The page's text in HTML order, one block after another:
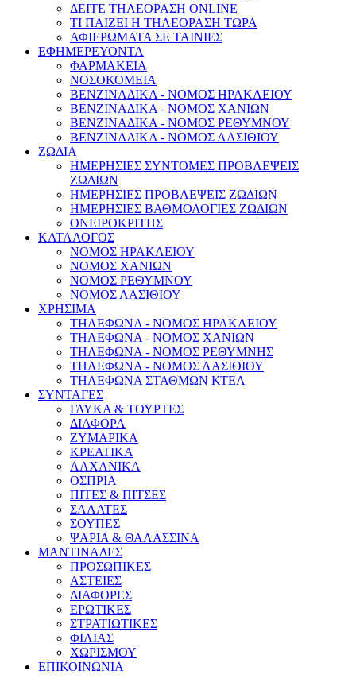
ΔΕΙΤΕ ΤΗΛΕΟΡΑΣΗ ONLINE
ΤΙ ΠΑΙΖΕΙ Η ΤΗΛΕΟΡΑΣΗ ΤΩΡΑ
ΑΦΙΕΡΩΜΑΤΑ ΣΕ ΤΑΙΝΙΕΣ
ΕΦΗΜΕΡΕΥΟΝΤΑ
ΦΑΡΜΑΚΕΙΑ
ΝΟΣΟΚΟΜΕΙΑ
ΒΕΝΖΙΝΑΔΙΚΑ - ΝΟΜΟΣ ΗΡΑΚΛΕΙΟΥ
ΒΕΝΖΙΝΑΔΙΚΑ - ΝΟΜΟΣ ΧΑΝΙΩΝ
ΒΕΝΖΙΝΑΔΙΚΑ - ΝΟΜΟΣ ΡΕΘΥΜΝΟΥ
ΒΕΝΖΙΝΑΔΙΚΑ - ΝΟΜΟΣ ΛΑΣΙΘΙΟΥ
ΖΩΔΙΑ
ΗΜΕΡΗΣΙΕΣ ΣΥΝΤΟΜΕΣ ΠΡΟΒΛΕΨΕΙΣ
ΖΩΔΙΩΝ
ΗΜΕΡΗΣΙΕΣ ΠΡΟΒΛΕΨΕΙΣ ΖΩΔΙΩΝ
ΗΜΕΡΗΣΙΕΣ ΒΑΘΜΟΛΟΓΙΕΣ ΖΩΔΙΩΝ
ΟΝΕΙΡΟΚΡΙΤΗΣ
ΚΑΤΑΛΟΓΟΣ
ΝΟΜΟΣ ΗΡΑΚΛΕΙΟΥ
ΝΟΜΟΣ ΧΑΝΙΩΝ
ΝΟΜΟΣ ΡΕΘΥΜΝΟΥ
ΝΟΜΟΣ ΛΑΣΙΘΙΟΥ
ΧΡΗΣΙΜΑ
ΤΗΛΕΦΩΝΑ - ΝΟΜΟΣ ΗΡΑΚΛΕΙΟΥ
ΤΗΛΕΦΩΝΑ - ΝΟΜΟΣ ΧΑΝΙΩΝ
ΤΗΛΕΦΩΝΑ - ΝΟΜΟΣ ΡΕΘΥΜΝΗΣ
ΤΗΛΕΦΩΝΑ - ΝΟΜΟΣ ΛΑΣΙΘΙΟΥ
ΤΗΛΕΦΩΝΑ ΣΤΑΘΜΩΝ ΚΤΕΛ
ΣΥΝΤΑΓΕΣ
ΓΛΥΚΑ & ΤΟΥΡΤΕΣ
ΔΙΑΦΟΡΑ
ΖΥΜΑΡΙΚΑ
ΚΡΕΑΤΙΚΑ
ΛΑΧΑΝΙΚΑ
ΟΣΠΡΙΑ
ΠΙΤΕΣ & ΠΙΤΣΕΣ
ΣΑΛΑΤΕΣ
ΣΟΥΠΕΣ
ΨΑΡΙΑ & ΘΑΛΑΣΣΙΝΑ
ΜΑΝΤΙΝΑΔΕΣ
ΠΡΟΣΩΠΙΚΕΣ
ΑΣΤΕΙΕΣ
ΔΙΑΦΟΡΕΣ
ΕΡΩΤΙΚΕΣ
ΣΤΡΑΤΙΩΤΙΚΕΣ
ΦΙΛΙΑΣ
ΧΩΡΙΣΜΟΥ
ΕΠΙΚΟΙΝΩΝΙΑ